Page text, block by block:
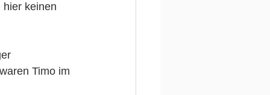
keinen
Timo im